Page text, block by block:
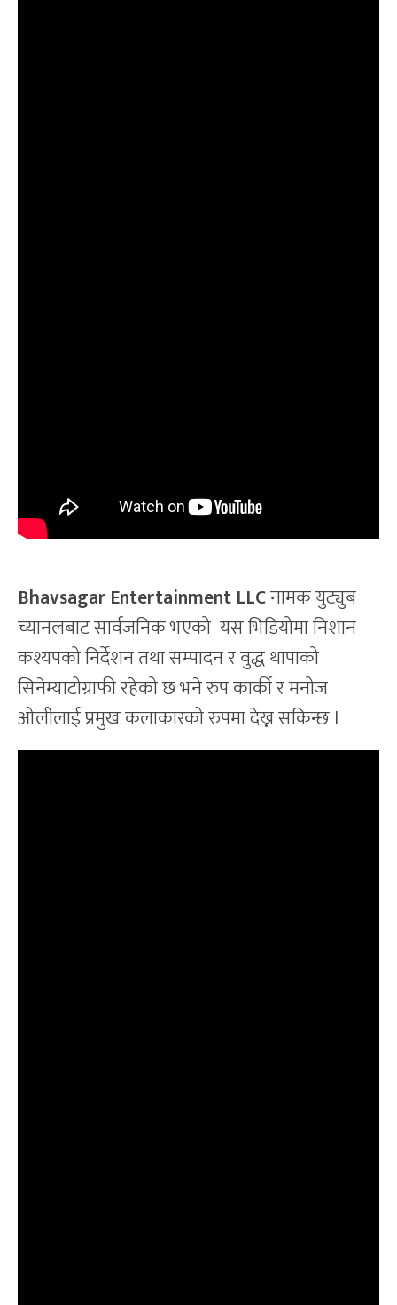
Bhavsagar Entertainment LLCनामक युट्युब
च्यानलबाट सार्वजनिक भएको यस भिडियोमा निशान
कश्यपको निर्देशन तथा सम्पादन र वुद्ध थापाको
सिनेम्याटोग्राफी रहेको छ भने रुप कार्की र मनोज
ओलीलाई प्रमुख कलाकारको रुपमा देख्न सकिन्छ l